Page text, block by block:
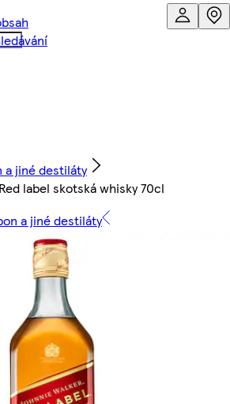
a jiné destiláty
label skotská whisky 70cl
a jiné destiláty